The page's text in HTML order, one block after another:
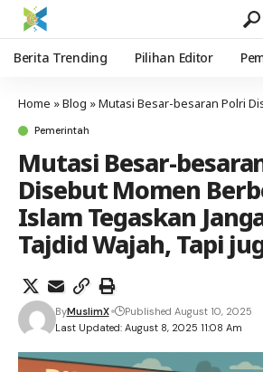
Berita Trending Pilihan Editor
Home »Blog »Mutasi Besar-besaran Polri Disebut Momen Berbenah, Islam
Pemerintah
Mutasi Besar-
Disebut Momen
Islam Tegaskan
Tajdid Wajah, Tapi
Last Updated: August 8, 2025 11:08 Am
ByMuslimX Published August 10, 2025